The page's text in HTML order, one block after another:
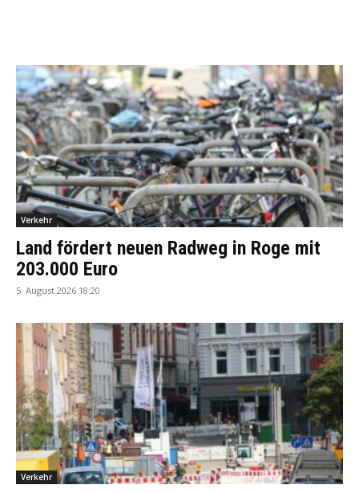
Verkehr
Land fördert neuen Radweg in Roge mit
203.000 Euro
5. August 2026 18:20
Verkehr